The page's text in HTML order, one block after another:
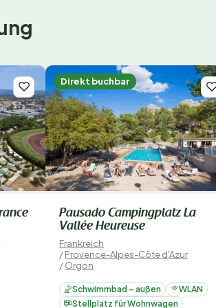
Direkt buchbar
Pausado Campingplatz La
Vallée Heureuse
Frankreich
/Provence-Alpes-Côte d'Azur
/Orgon
Schwimmbad – außen
WLAN
Stellplatz für Wohnwagen